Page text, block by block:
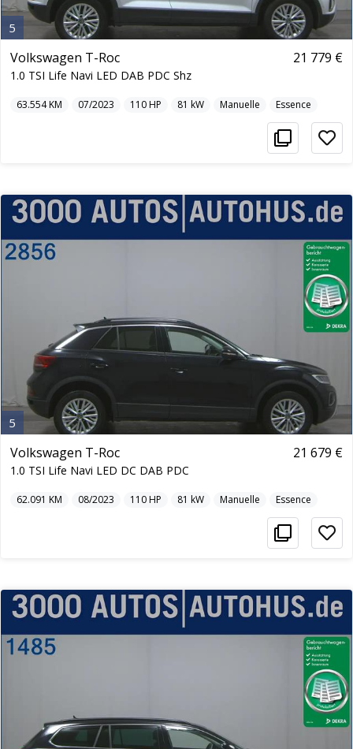
5
Volkswagen T-Roc
1.0 TSI Life Navi LED DAB PDC Shz
21 779 €
63.554KM 07/2023 110HP 81 kW Manuelle Essence
5
Volkswagen T-Roc
1.0 TSI Life Navi LED DC DAB PDC
21 679 €
62.091 KM 08/2023 110HP 81 kW Manuelle Essence